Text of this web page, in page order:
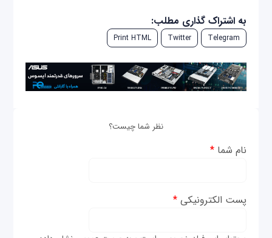
به اشتراک گذاری مطلب:
Telegram
Twitter
Print HTML
نظر شما چیست؟
نام شما*
پست الکترونیکی*